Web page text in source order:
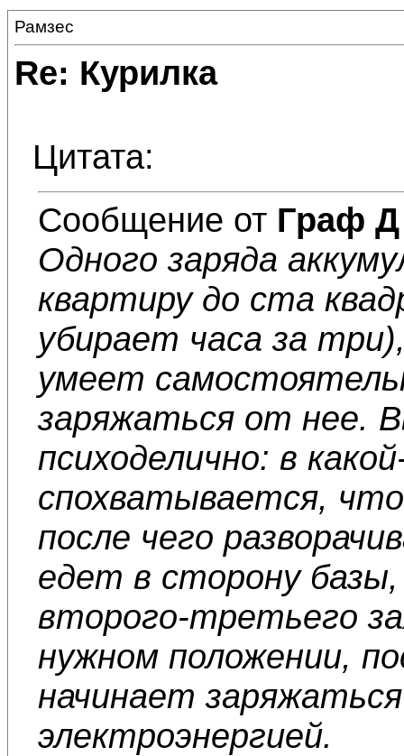
Рамзес
Re: Курилка
Цитата:
Сообщение от Граф Д
Одного заряда
квартиру до ста
убирает часа за
умеет
заряжаться от нее.
психоделично: в
спохватывается,
после чего
едет в сторону
второго-третьего
нужном положении,
начинает
электроэнергией.